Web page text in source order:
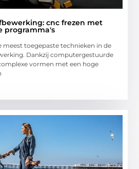
cnc frezen met
programma's
meest toegepaste technieken in de
Dankzij computergestuurde
vormen met een hoge